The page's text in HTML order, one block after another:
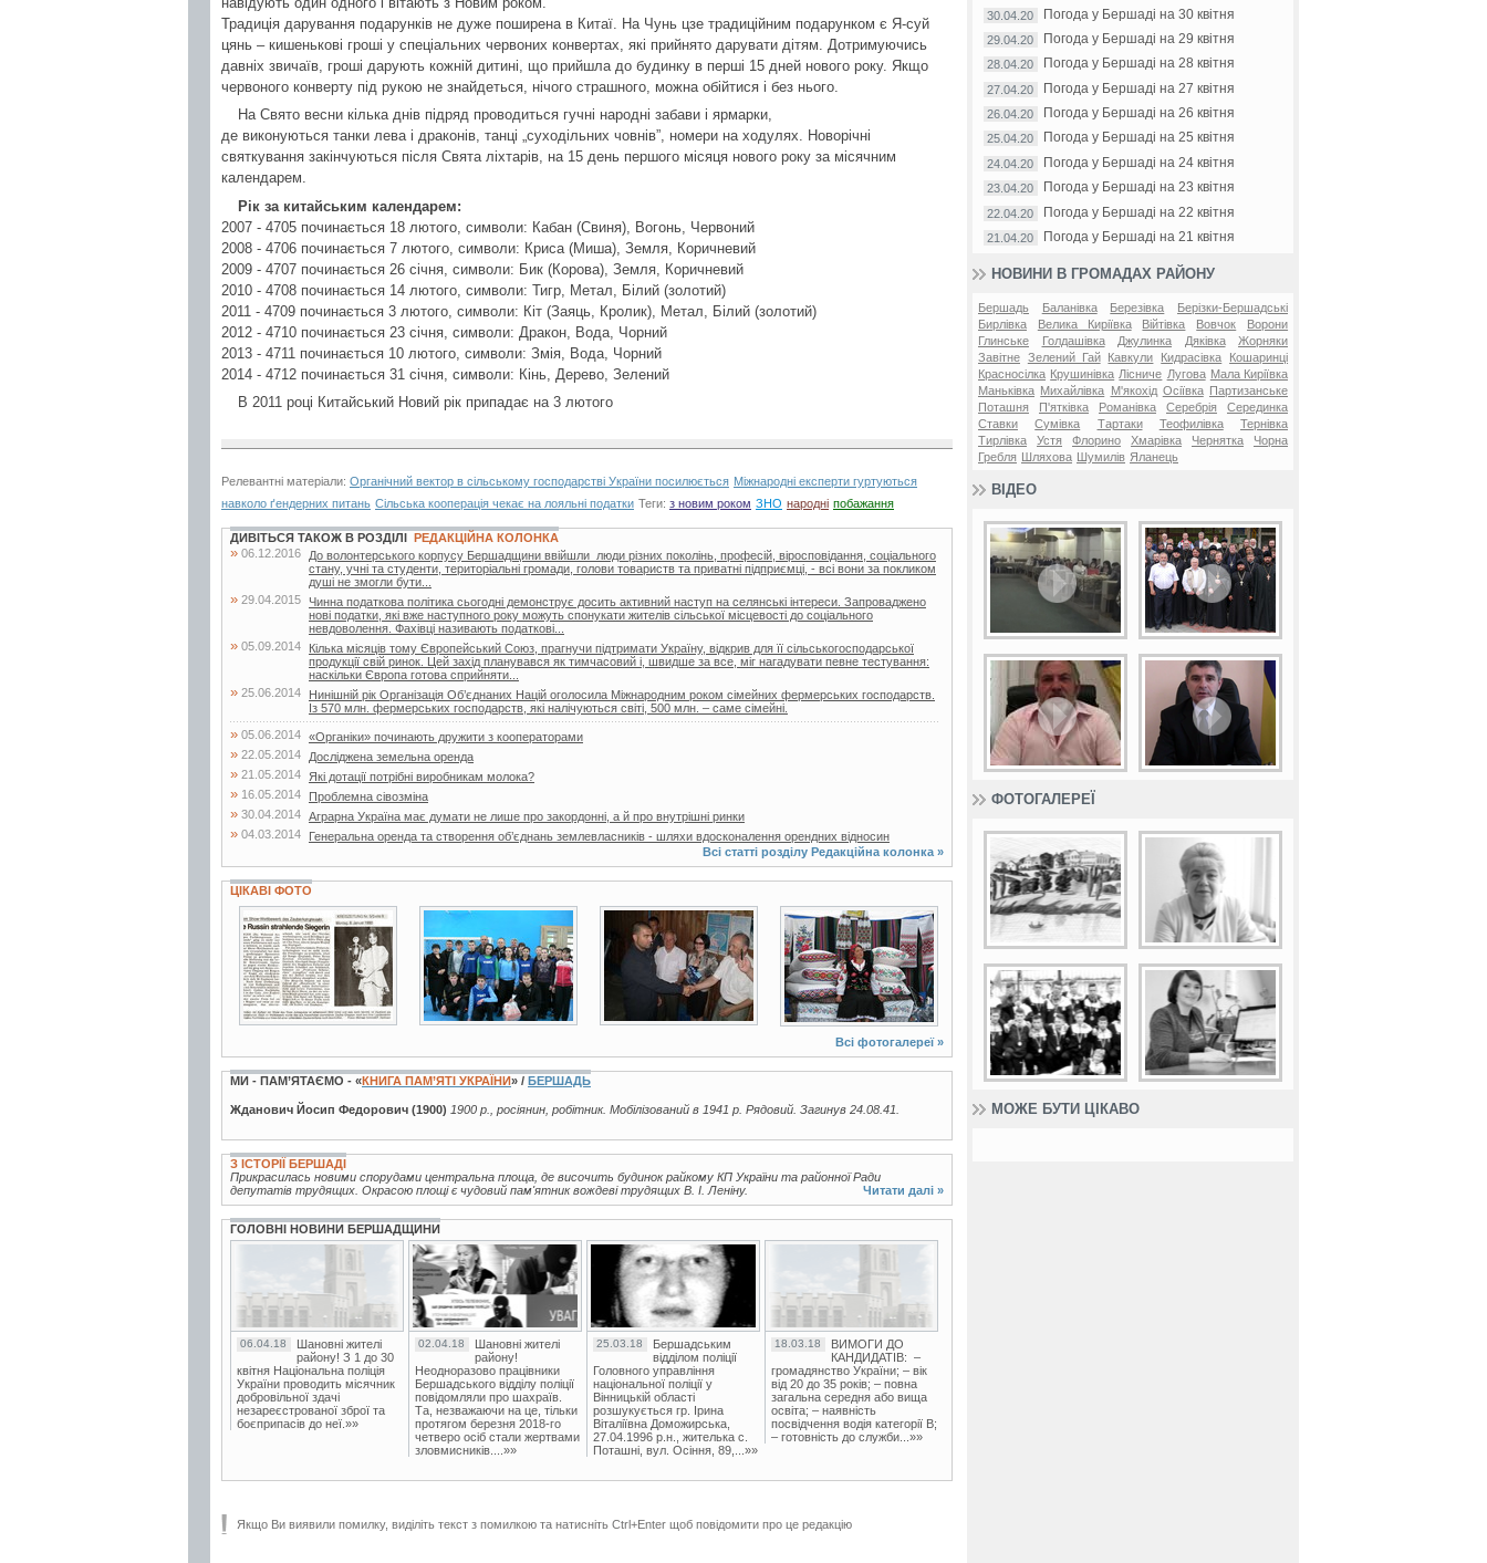
Традиція дарування подарунків не дуже поширена в Китаї. На Чунь цзе традиційним подарунком є Я-суй
цянь – кишенькові гроші у спеціальних червоних конвертах, які прийнято дарувати дітям. Дотримуючись
давніх звичаїв, гроші дарують кожній дитині, що прийшла до будинку в перші 15 дней нового року. Якщо
червоного конверту під рукою не знайдеться, нічого страшного, можна обійтися і без нього.
На Свято весни кілька днів підряд проводиться гучні народні забави і ярмарки,
де виконуються танки лева і драконів, танці „суходільних човнів”, номери на ходулях. Новорічні
святкування закінчуються після Свята ліхтарів, на 15 день першого місяця нового року за місячним
календарем.
Рік за китайським календарем:
2007 - 4705 починається 18 лютого, символи: Кабан (Свиня), Вогонь, Червоний
2008 - 4706 починається 7 лютого, символи: Криса (Миша), Земля, Коричневий
2009 - 4707 починається 26 січня, символи: Бик (Корова), Земля, Коричневий
2010 - 4708 починається 14 лютого, символи: Тигр, Метал, Білий (золотий)
2011 - 4709 починається 3 лютого, символи: Кіт (Заяць, Кролик), Метал, Білий (золотий)
2012 - 4710 починається 23 січня, символи: Дракон, Вода, Чорний
2013 - 4711 починається 10 лютого, символи: Змія, Вода, Чорний
2014 - 4712 починається 31 січня, символи: Кінь, Дерево, Зелений
В 2011 році Китайський Новий рік припадає на 3 лютого
Релевантні матеріали: Органічний вектор в сільському господарстві України посилюється Міжнародні експерти гуртуються
навколо ґендерних питань Сільська кооперація чекає на лояльні податки Теги: з новим роком ЗНО народні побажання
ДИВІТЬСЯ ТАКОЖ В РОЗДІЛІ РЕДАКЦІЙНА КОЛОНКА
» 06.12.2016
До волонтерського корпусу Бершадщини ввійшли люди різних поколінь, професій, віросповідання, соціального
стану, учні та студенти, територіальні громади, голови товариств та приватні підприємці, - всі вони за покликом
душі не змогли бути...
» 29.04.2015 Чинна податкова політика сьогодні демонструє досить активний наступ на селянські інтереси. Запроваджено
нові податки, які вже наступного року можуть спонукати жителів сільської місцевості до соціального
невдоволення. Фахівці називають податкові...
» 05.09.2014
Кілька місяців тому Європейський Союз, прагнучи підтримати Україну, відкрив для її сільськогосподарської
продукції свій ринок. Цей захід планувався як тимчасовий і, швидше за все, міг нагадувати певне тестування:
наскільки Європа готова сприйняти...
» 25.06.2014
Нинішній рік Організація Об’єднаних Націй оголосила Міжнародним роком сімейних фермерських господарств.
Із 570 млн. фермерських господарств, які налічуються світі, 500 млн. – саме сімейні.
» 05.06.2014 «Органіки» починають дружити з кооператорами
» 22.05.2014 Досліджена земельна оренда
» 21.05.2014 Які дотації потрібні виробникам молока?
» 16.05.2014 Проблемна сівозміна
» 30.04.2014 Аграрна Україна має думати не лише про закордонні, а й про внутрішні ринки
» 04.03.2014
Генеральна оренда та створення об’єднань землевласників - шляхи вдосконалення орендних відносин
Всі статті розділу Редакційна колонка »
ЦІКАВІ ФОТО
20 фото 3 фото 14 фото
Всі фотогалереї »
МИ - ПАМ’ЯТАЄМО - «КНИГА ПАМ’ЯТІ УКРАЇНИ» / БЕРШАДЬ
Жданович Йосип Федорович (1900) 1900 р., росіянин, робітник. Мобілізований в 1941 р. Рядовий. Загинув 24.08.41.
З ІСТОРІЇ БЕРШАДІ
Прикрасилась новими спорудами центральна площа, де височить будинок райкому КП України та районної Ради
депутатів трудящих. Окрасою площі є чудовий пам'ятник вождеві трудящих В. І. Леніну.
Читати далі »
ГОЛОВНІ НОВИНИ БЕРШАДЩИНИ
06.04.18
Шановні жителі
району! З 1 до 30
квітня Національна поліція
України проводить місячник
добровільної здачі
незареєстрованої зброї та
боєприпасів до неї.»»
02.04.18
Шановні жителі
району!
Неодноразово працівники
Бершадського відділу поліції
повідомляли про шахраїв.
Та, незважаючи на це, тільки
протягом березня 2018-го
четверо осіб стали жертвами
зловмисників....»»
25.03.18
Бершадським
відділом поліції
Головного управління
національної поліції у
Вінницькій області
розшукується гр. Ірина
Віталіївна Доможирська,
27.04.1996 р.н., жителька с.
Поташні, вул. Осіння, 89,...»»
18.03.18
ВИМОГИ ДО
КАНДИДАТІВ: –
громадянство України; – вік
від 20 до 35 років; – повна
загальна середня або вища
освіта; – наявність
посвідчення водія категорії В;
– готовність до служби...»»
Якщо Ви виявили помилку, виділіть текст з помилкою та натисніть Ctrl+Enter щоб повідомити про це редакцію
30.04.20 Погода у Бершаді на 30 квітня
29.04.20 Погода у Бершаді на 29 квітня
28.04.20 Погода у Бершаді на 28 квітня
27.04.20 Погода у Бершаді на 27 квітня
26.04.20 Погода у Бершаді на 26 квітня
25.04.20 Погода у Бершаді на 25 квітня
24.04.20 Погода у Бершаді на 24 квітня
23.04.20 Погода у Бершаді на 23 квітня
22.04.20 Погода у Бершаді на 22 квітня
21.04.20 Погода у Бершаді на 21 квітня
НОВИНИ В ГРОМАДАХ РАЙОНУ
Бершадь Баланівка Березівка
Берізки-Бершадські
Бирлівка
Велика Киріївка Війтівка Вовчок
Ворони
Глинське
Голдашівка Джулинка Дяківка
Жорняки
Завітне Зелений Гай Кавкули Кидрасівка
Кошаринці
Красносілка Крушинівка Лісниче Лугова Мала Киріївка
Маньківка Михайлівка М'якохід Осіївка
Партизанське
Поташня
П'ятківка Романівка Серебрія
Серединка
Ставки
Сумівка Тартаки Теофилівка
Тернівка
Тирлівка
Устя Флорино Хмарівка Чернятка
Чорна
Гребля Шляхова Шумилів Яланець
ВІДЕО
ФОТОГАЛЕРЕЇ
МОЖЕ БУТИ ЦІКАВО